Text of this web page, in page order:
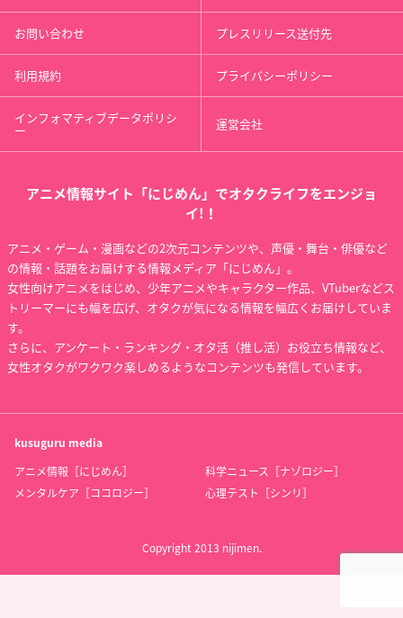
お問い合わせ プレスリリース送付先
利用規約 プライバシーポリシー
インフォマティブデータポリシ
ー 運営会社
アニメ情報サイト「にじめん」でオタクライフをエンジョ
イ!！
アニメ・ゲーム・漫画などの2次元コンテンツや、声優・舞台・俳優など
の情報・話題をお届けする情報メディア「にじめん」。
女性向けアニメをはじめ、少年アニメやキャラクター作品、VTuberなどス
トリーマーにも幅を広げ、オタクが気になる情報を幅広くお届けしていま
す。
さらに、アンケート・ランキング・オタ活（推し活）お役立ち情報など、
女性オタクがワクワク楽しめるようなコンテンツも発信しています。
kusuguru media
アニメ情報［にじめん］
科学ニュース［ナゾロジー］
メンタルケア［ココロジー］
心理テスト［シンリ］
Copyright 2013 nijimen.